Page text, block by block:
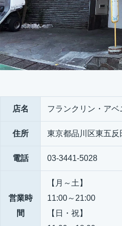
店名 フランクリン・ア
住所 東京都品川区東五反
電話 03-3441-5028
営業時
間
【月～土】
11:00～21:00
【日・祝】